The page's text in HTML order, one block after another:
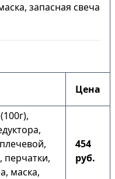
запасная свеча
Цена
перчатки,
маска,
454
руб.